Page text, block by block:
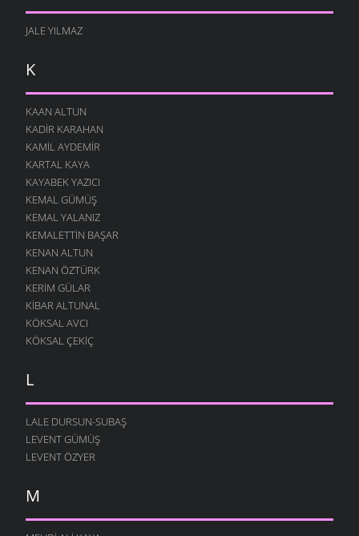
JALE YILMAZ
K
KAAN ALTUN
KADIR KARAHAN
KAMIL AYDEMIR
KARTAL KAYA
KAYABEK YAZICI
KEMAL GÜMÜŞ
KEMAL YALANIZ
KEMALETTIN BAŞAR
KENAN ALTUN
KENAN ÖZTÜRK
KERIM GÜLAR
KIBAR ALTUNAL
KÖKSAL AVCI
KÖKSAL ÇEKIÇ
L
LALE DURSUN-SUBAŞ
LEVENT GÜMÜŞ
LEVENT ÖZYER
M